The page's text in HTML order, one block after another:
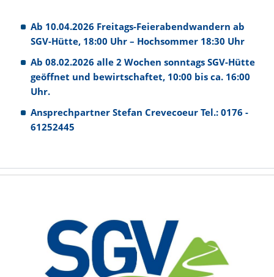
Ab 10.04.2026 Freitags-Feierabendwandern ab
SGV-Hütte, 18:00 Uhr – Hochsommer 18:30 Uhr
Ab 08.02.2026 alle 2 Wochen sonntags SGV-Hütte
geöffnet und bewirtschaftet, 10:00 bis ca. 16:00
Uhr.
Ansprechpartner Stefan Crevecoeur Tel.: 0176 -
61252445